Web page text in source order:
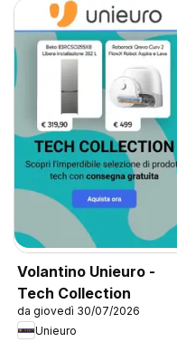
Volantino Unieuro -
Tech Collection
da giovedì 30/07/2026
Unieuro